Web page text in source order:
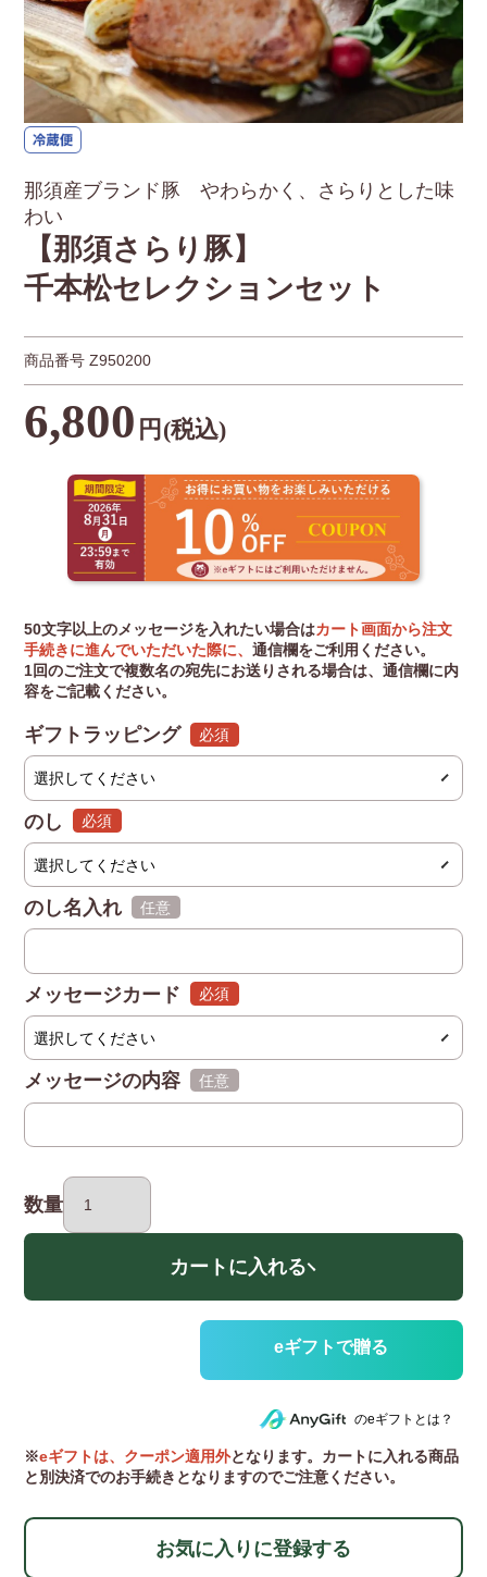
那須産ブランド豚 やわらかく、さらりとした味
わい
【那須さらり豚】
千本松セレクションセット
商品番号 Z950200
6,800円 (税込)
50文字以上のメッセージを入れたい場合はカート画面から注文
手続きに進んでいただいた際に、通信欄をご利用ください。
1回のご注文で複数名の宛先にお送りされる場合は、通信欄に内
容をご記載ください。
ギフトラッピング
(必須)
のし
(必須)
のし名入れ
(任意)
メッセージカード
(必須)
メッセージの内容
(任意)
数量
カートに入れる
のeギフトとは？
※eギフトは、クーポン適用外となります。カートに入れる商品
と別決済でのお手続きとなりますのでご注意ください。
お気に入りに登録する